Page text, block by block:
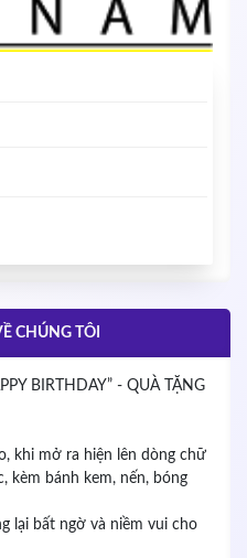
CHÚNG TÔI
BIRTHDAY” - QUÀ TẶNG
khi mở ra hiện lên dòng chữ
kèm bánh kem, nến, bóng
lại bất ngờ và niềm vui cho